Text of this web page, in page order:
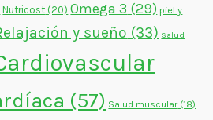
Nutricost (20) Omega 3 (29) piel y
y sueño (33) Salud
(57) Salud muscular(18)